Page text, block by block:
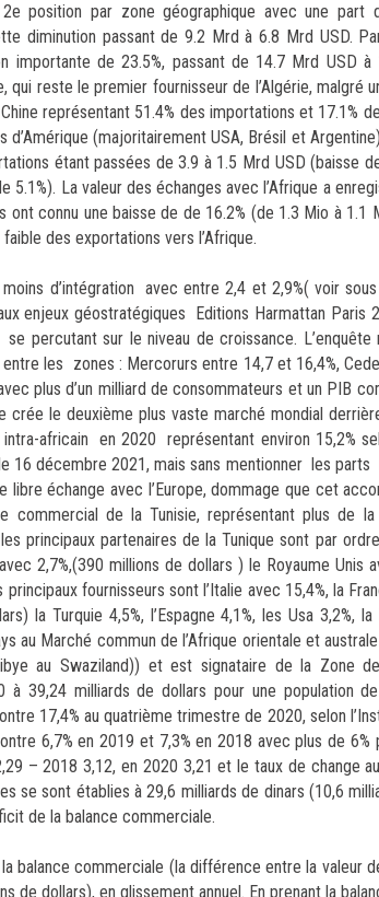
position par zone géographique avec une part
diminution passant de 9.2 Mrd à 6.8 Mrd USD.
importante de 23.5%, passant de 14.7 Mrd USD à
reste le premier fournisseur de l’Algérie, malgré
représentant 51.4% des importations et 17.1%
(majoritairement USA, Brésil et
étant passées de 3.9 à 1.5 Mrd USD (baisse
La valeur des échanges avec l’Afrique a
connu une baisse de de 16.2% (de 1.3 Mio à 1.1
des exportations vers l’Afrique.
d’intégration avec entre 2,4 et 2,9%( voir
géostratégiques Editions Harmattan Paris
percutant sur le niveau de croissance.
les zones : Mercorurs entre 14,7 et 16,4%,
plus d’un milliard de consommateurs et un PIB
le deuxième plus vaste marché mondial
africain en 2020 représentant environ 15,2%
16 décembre 2021, mais sans mentionner les
échange avec l’Europe, dommage que cet
commercial de la Tunisie, représentant plus de
principaux partenaires de la Tunique sont par
2,7%,(390 millions de dollars ) le Royaume Unis
fournisseurs sont l’Italie avec 15,4%, la
la Turquie 4,5%, l’Espagne 4,1%, les Usa 3,2%,
au Marché commun de l’Afrique orientale et australe
au Swaziland)) et est signataire de la Zone
39,24 milliards de dollars pour une population
17,4% au quatrième trimestre de 2020, selon
6,7% en 2019 et 7,3% en 2018 avec plus de
– 2018 3,12, en 2020 3,21 et le taux de change
se sont établies à 29,6 milliards de dinars (10,6
de la balance commerciale.
commerciale (la différence entre la valeur
de dollars), en glissement annuel. En prenant la